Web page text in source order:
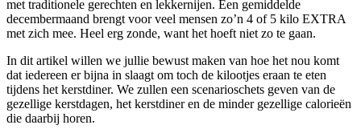
met traditionele gerechten en lekkernijen. Een gemiddelde
decembermaand brengt voor veel mensen zo’n 4 of 5 kilo EXTRA
met zich mee. Heel erg zonde, want het hoeft niet zo te gaan.
In dit artikel willen we jullie bewust maken van hoe het nou komt
dat iedereen er bijna in slaagt om toch de kilootjes eraan te eten
tijdens het kerstdiner. We zullen een scenarioschets geven van de
gezellige kerstdagen, het kerstdiner en de minder gezellige calorieën
die daarbij horen.